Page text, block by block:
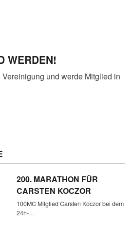
WERDEN!
und werde Mitglied in
200. MARATHON FÜR
CARSTEN KOCZOR
100MC Mitglied Carsten Koczor bei dem
24h-…